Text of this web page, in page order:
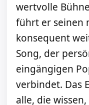
wertvolle
führt er seinen
konsequent
Song, der
eingängigen
verbindet. Das
alle, die